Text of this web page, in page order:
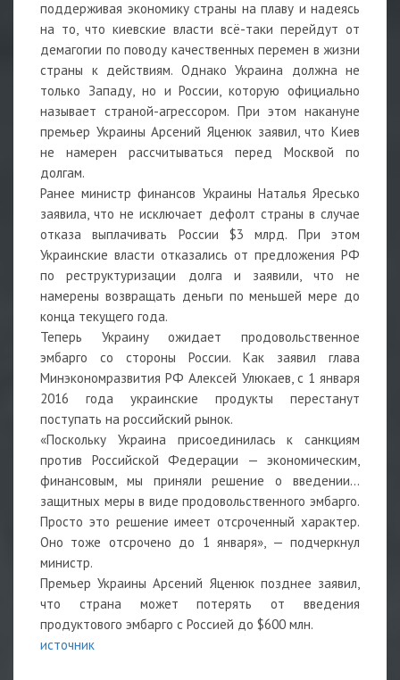
поддерживая экономику страны на плаву и надеясь
на то, что киевские власти всё-таки перейдут от
демагогии по поводу качественных перемен в жизни
страны к действиям. Однако Украина должна не
только Западу, но и России, которую официально
называет страной-агрессором. При этом накануне
премьер Украины Арсений Яценюк заявил, что Киев
не намерен рассчитываться перед Москвой по
долгам.
Ранее министр финансов Украины Наталья Яресько
заявила, что не исключает дефолт страны в случае
отказа выплачивать России $3 млрд. При этом
Украинские власти отказались от предложения РФ
по реструктуризации долга и заявили, что не
намерены возвращать деньги по меньшей мере до
конца текущего года.
Теперь Украину ожидает продовольственное
эмбарго со стороны России. Как заявил глава
Минэкономразвития РФ Алексей Улюкаев, с 1 января
2016 года украинские продукты перестанут
поступать на российский рынок.
«Поскольку Украина присоединилась к санкциям
против Российской Федерации — экономическим,
финансовым, мы приняли решение о введении...
защитных меры в виде продовольственного эмбарго.
Просто это решение имеет отсроченный характер.
Оно тоже отсрочено до 1 января», — подчеркнул
министр.
Премьер Украины Арсений Яценюк позднее заявил,
что страна может потерять от введения
продуктового эмбарго с Россией до $600 млн.
источник